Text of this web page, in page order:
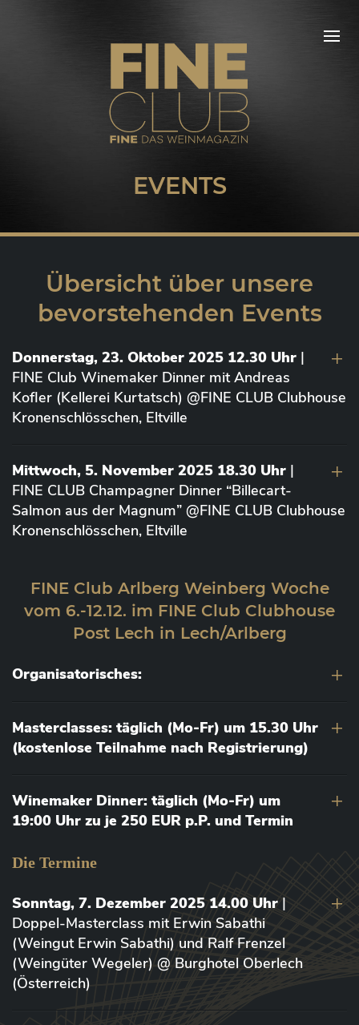
EVENTS
Übersicht über unsere
bevorstehenden Events
Donnerstag, 23. Oktober 2025 12.30 Uhr |
FINE Club Winemaker Dinner mit Andreas
Kofler (Kellerei Kurtatsch) @FINE CLUB Clubhouse
Kronenschlösschen, Eltville
Mittwoch, 5. November 2025 18.30 Uhr |
FINE CLUB Champagner Dinner “Billecart-
Salmon aus der Magnum” @FINE CLUB Clubhouse
Kronenschlösschen, Eltville
FINE Club Arlberg Weinberg Woche
vom 6.-12.12. im FINE Club Clubhouse
Post Lech in Lech/Arlberg
Organisatorisches:
Masterclasses: täglich (Mo-Fr) um 15.30 Uhr
(kostenlose Teilnahme nach Registrierung)
Winemaker Dinner: täglich (Mo-Fr) um
19:00 Uhr zu je 250 EUR p.P. und Termin
Die Termine
Sonntag, 7. Dezember 2025 14.00 Uhr |
Doppel-Masterclass mit Erwin Sabathi
(Weingut Erwin Sabathi) und Ralf Frenzel
(Weingüter Wegeler) @ Burghotel Oberlech
(Österreich)